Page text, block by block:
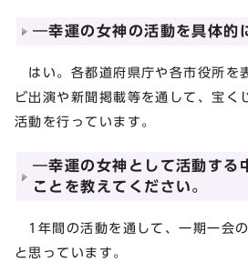
―幸運の女神の活動を具体的
はい。各都道府県庁や各市役所を
ビ出演や新聞掲載等を通して、宝く
活動を行っています。
―幸運の女神として活動する
ことを教えてください。
1年間の活動を通して、一期一会
と思っています。